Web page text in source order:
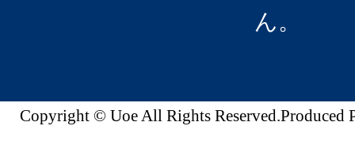
ん。
Copyright © Uoe All Rights Reserved.Produced